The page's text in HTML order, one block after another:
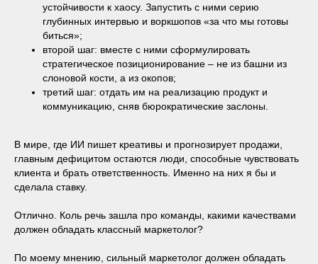
устойчивости к хаосу. Запустить с ними серию
глубинных интервью и воркшопов «за что мы готовы
биться»;
второй шаг: вместе с ними сформулировать
стратегическое позиционирование – не из башни из
слоновой кости, а из окопов;
третий шаг: отдать им на реализацию продукт и
коммуникацию, сняв бюрократические заслоны.
В мире, где ИИ пишет креативы и прогнозирует продажи,
главным дефицитом остаются люди, способные чувствовать
клиента и брать ответственность. Именно на них я бы и
сделала ставку.
Отлично. Коль речь зашла про команды, какими качествами
должен обладать классный маркетолог?
По моему мнению, сильный маркетолог должен обладать